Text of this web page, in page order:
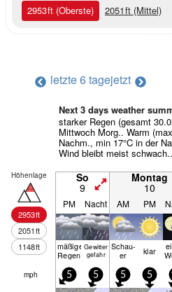
2953ft (Oberste) 2051ft (Mittel)
letzte 6 tagejetzt
Next 3 days weather
starker Regen (gesamt
Mittwoch Morg.. Warm
Nachm., min 17°C in der
Wind bleibt meist schwach..
Höhenlage
2953ft
2051ft
1148ft
So
9
Montag
10
PM Nacht AM PM
mäßiger
Regen
Gewitter
gefahr
Schau­
er klar
mph 5 5 5 5